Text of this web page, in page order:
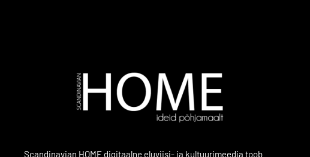
Scandinavian HOME digitaalne eluviisi- ja kultuurimeedia toob